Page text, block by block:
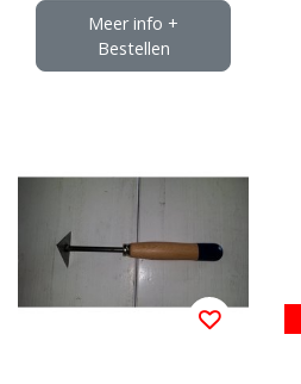
Meer info +
Bestellen